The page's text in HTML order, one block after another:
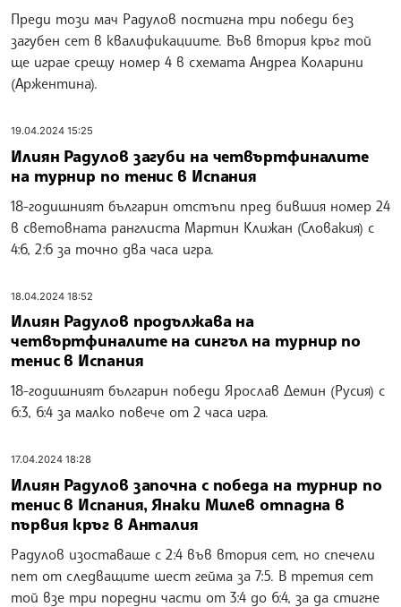
Преди този мач Радулов постигна три победи без
загубен сет в квалификациите. Във втория кръг той
ще играе срещу номер 4 в схемата Андреа Коларини
(Аржентина).
19.04.2024 15:25
Илиян Радулов загуби на четвъртфиналите
на турнир по тенис в Испания
18-годишният българин отстъпи пред бившия номер 24
в световната ранглиста Мартин Клижан (Словакия) с
4:6, 2:6 за точно два часа игра.
18.04.2024 18:52
Илиян Радулов продължава на
четвъртфиналите на сингъл на турнир по
тенис в Испания
18-годишният българин победи Ярослав Демин (Русия) с
6:3, 6:4 за малко повече от 2 часа игра.
17.04.2024 18:28
Илиян Радулов започна с победа на турнир по
тенис в Испания, Янаки Милев отпадна в
първия кръг в Анталия
Радулов изоставаше с 2:4 във втория сет, но спечели
пет от следващите шест гейма за 7:5. В третия сет
той взе три поредни части от 3:4 до 6:4, за да стигне